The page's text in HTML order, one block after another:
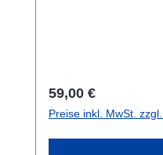
Regulärer Preis:
59,00 €
Preise inkl. MwSt.